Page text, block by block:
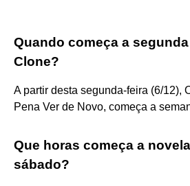
Quando começa a
Clone?
A partir desta segunda-feira (6/12),
Pena Ver de Novo, começa a
Que horas começa a
sábado?